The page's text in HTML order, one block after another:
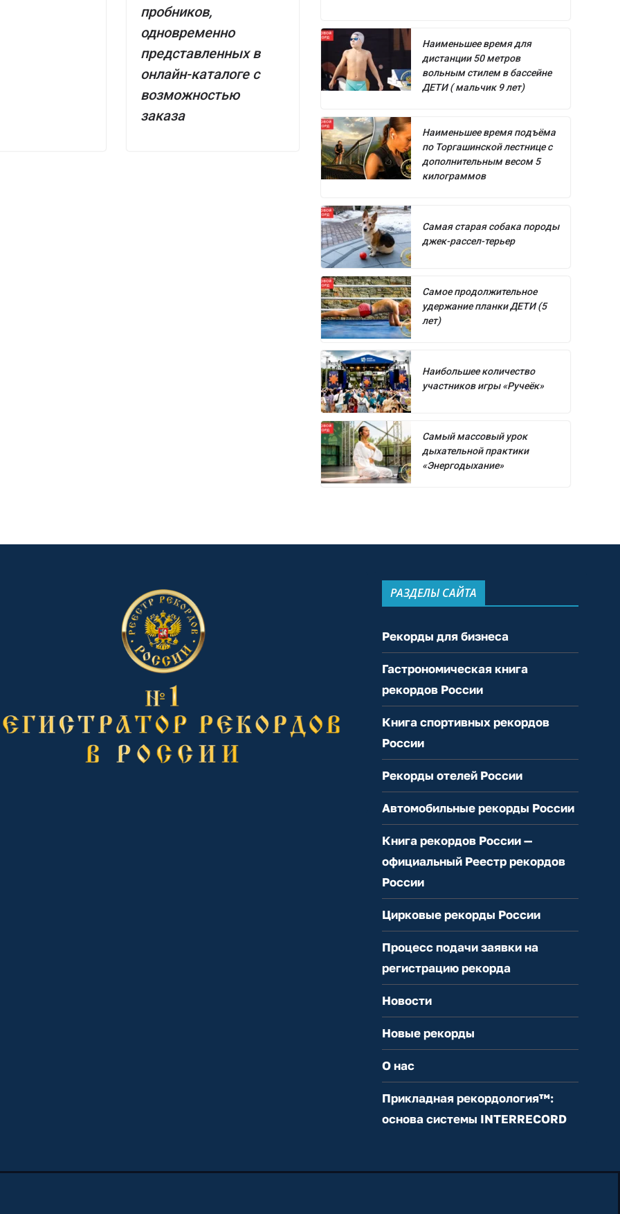
пробников,
одновременно
представленных в
онлайн-каталоге с
возможностью
заказа
Наименьшее время для
дистанции 50 метров
вольным стилем в бассейне
ДЕТИ ( мальчик 9 лет)
Наименьшее время подъёма
по Торгашинской лестнице с
дополнительным весом 5
килограммов
Самая старая собака породы
джек-рассел-терьер
Самое продолжительное
удержание планки ДЕТИ (5
лет)
Наибольшее количество
участников игры «Ручеёк»
Самый массовый урок
дыхательной практики
«Энергодыхание»
РАЗДЕЛЫ САЙТА
Рекорды для бизнеса
Гастрономическая книга
рекордов России
Книга спортивных рекордов
России
Рекорды отелей России
Автомобильные рекорды России
Книга рекордов России —
официальный Реестр рекордов
России
Цирковые рекорды России
Процесс подачи заявки на
регистрацию рекорда
Новости
Новые рекорды
О нас
Прикладная рекордология™:
основа системы INTERRECORD